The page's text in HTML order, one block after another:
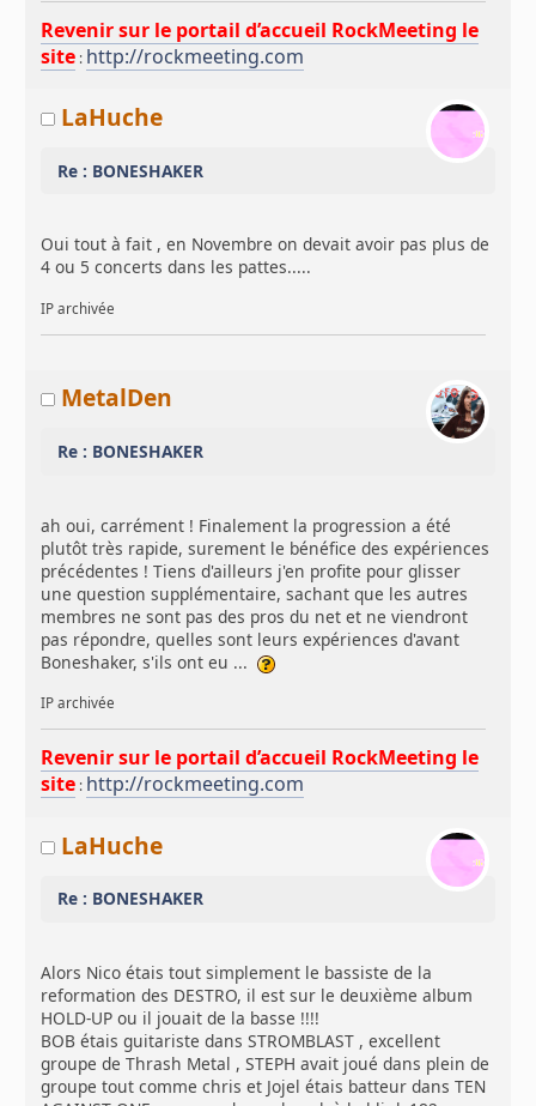
Revenir sur le portail d’accueil RockMeeting le
site : http://rockmeeting.com
LaHuche
Re : BONESHAKER
Oui tout à fait , en Novembre on devait avoir pas plus de
4 ou 5 concerts dans les pattes.....
IP archivée
MetalDen
Re : BONESHAKER
ah oui, carrément ! Finalement la progression a été
plutôt très rapide, surement le bénéfice des expériences
précédentes ! Tiens d'ailleurs j'en profite pour glisser
une question supplémentaire, sachant que les autres
membres ne sont pas des pros du net et ne viendront
pas répondre, quelles sont leurs expériences d'avant
Boneshaker, s'ils ont eu ...
IP archivée
Revenir sur le portail d’accueil RockMeeting le
site : http://rockmeeting.com
LaHuche
Re : BONESHAKER
Alors Nico étais tout simplement le bassiste de la
reformation des DESTRO, il est sur le deuxième album
HOLD-UP ou il jouait de la basse !!!!
BOB étais guitariste dans STROMBLAST , excellent
groupe de Thrash Metal , STEPH avait joué dans plein de
groupe tout comme chris et Jojel étais batteur dans TEN